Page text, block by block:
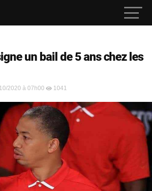
un bail de 5 ans chez les
2020 à 07h00 1041